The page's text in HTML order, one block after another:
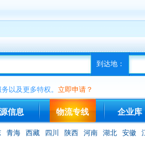
到达地：
以及更多特权。 立即申请？
信息 物流专线 企业库
青海 西藏 四川 陕西 河南 湖北 安徽